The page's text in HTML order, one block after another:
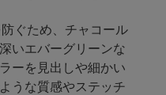
ぐため、チャコール
いエバーグリーンな
ーを見出しや細かい
うな質感やステッチ